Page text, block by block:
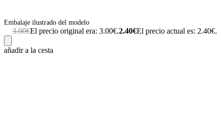
Embalaje ilustrado del modelo
3.00€El precio original era: 3.00€.2.40€El precio actual es: 2.40€.
añadir a la cesta